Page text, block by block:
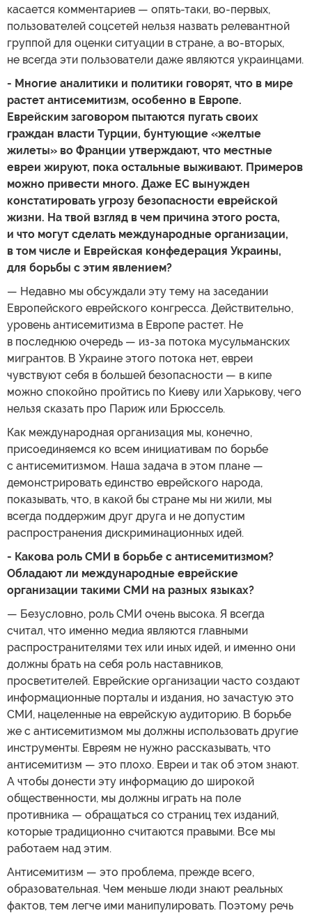
касается комментариев — опять-таки, во-первых,
пользователей соцсетей нельзя назвать релевантной
группой для оценки ситуации в стране, а во-вторых,
не всегда эти пользователи даже являются украинцами.
- Многие аналитики и политики говорят, что в мире
растет антисемитизм, особенно в Европе.
Еврейским заговором пытаются пугать своих
граждан власти Турции, бунтующие «желтые
жилеты» во Франции утверждают, что местные
евреи жируют, пока остальные выживают. Примеров
можно привести много. Даже ЕС вынужден
констатировать угрозу безопасности еврейской
жизни. На твой взгляд в чем причина этого роста,
и что могут сделать международные организации,
в том числе и Еврейская конфедерация Украины,
для борьбы с этим явлением?
— Недавно мы обсуждали эту тему на заседании
Европейского еврейского конгресса. Действительно,
уровень антисемитизма в Европе растет. Не
в последнюю очередь — из-за потока мусульманских
мигрантов. В Украине этого потока нет, евреи
чувствуют себя в большей безопасности — в кипе
можно спокойно пройтись по Киеву или Харькову, чего
нельзя сказать про Париж или Брюссель.
Как международная организация мы, конечно,
присоединяемся ко всем инициативам по борьбе
с антисемитизмом. Наша задача в этом плане —
демонстрировать единство еврейского народа,
показывать, что, в какой бы стране мы ни жили, мы
всегда поддержим друг друга и не допустим
распространения дискриминационных идей.
- Какова роль СМИ в борьбе с антисемитизмом?
Обладают ли международные еврейские
организации такими СМИ на разных языках?
— Безусловно, роль СМИ очень высока. Я всегда
считал, что именно медиа являются главными
распространителями тех или иных идей, и именно они
должны брать на себя роль наставников,
просветителей. Еврейские организации часто создают
информационные порталы и издания, но зачастую это
СМИ, нацеленные на еврейскую аудиторию. В борьбе
же с антисемитизмом мы должны использовать другие
инструменты. Евреям не нужно рассказывать, что
антисемитизм — это плохо. Евреи и так об этом знают.
А чтобы донести эту информацию до широкой
общественности, мы должны играть на поле
противника — обращаться со страниц тех изданий,
которые традиционно считаются правыми. Все мы
работаем над этим.
Антисемитизм — это проблема, прежде всего,
образовательная. Чем меньше люди знают реальных
фактов, тем легче ими манипулировать. Поэтому речь